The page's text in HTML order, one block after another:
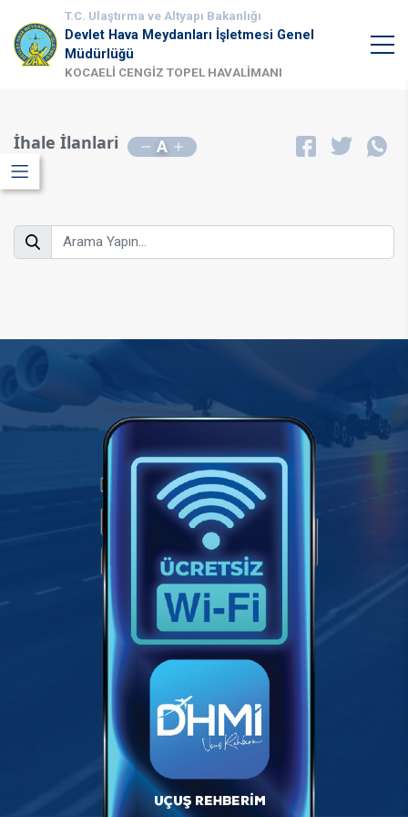
T.C. Ulaştırma ve Altyapı Bakanlığı
Devlet Hava Meydanları İşletmesi Genel
Müdürlüğü
KOCAELİ CENGİZ TOPEL HAVALİMANI
İhale İlanlari A